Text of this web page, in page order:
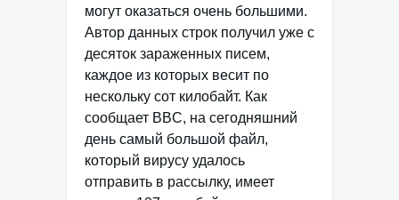
могут оказаться очень большими.
Автор данных строк получил уже с
десяток зараженных писем,
каждое из которых весит по
нескольку сот килобайт. Как
сообщает BBC, на сегодняшний
день самый большой файл,
который вирусу удалось
отправить в рассылку, имеет